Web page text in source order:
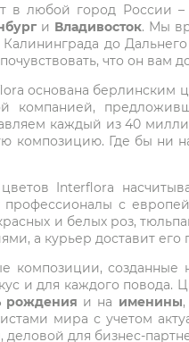
в любой город России –
и Владивосток. Мы
до
что он вам
основана
компанией,
каждый из 40
композицию. Где бы ни
Interflora
с
и белых роз,
а курьер доставит
композиции,
и для каждого повода.
рождения и на именины
мира с учетом
для бизнес-